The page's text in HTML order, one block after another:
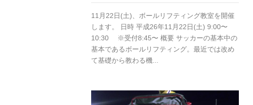
11月22日(土)、ボールリフティング教室を開催
します。 日時 平成26年11月22日(土) 9:00〜
10:30 ※受付8:45〜 概要 サッカーの基本中の
基本であるボールリフティング。最近では改め
て基礎から教わる機...